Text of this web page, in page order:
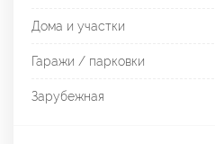
Дома и участки
Гаражи / парковки
Зарубежная